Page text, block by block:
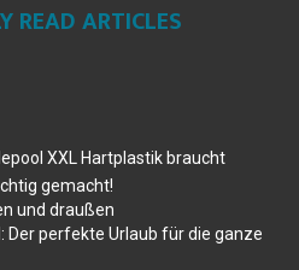
READ ARTICLES
XXL Hartplastik braucht
gemacht!
und draußen
Der perfekte Urlaub für die ganze